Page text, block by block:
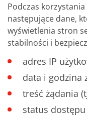
Podczas
następujące dane,
wyświetlenia stron
stabilności i
adres IP
data i godzina
treść żądania
status